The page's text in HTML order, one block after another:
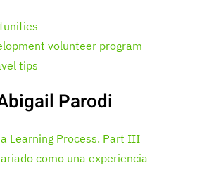
volunteer program
tips
Parodi
Learning Process. Part III
como una experiencia